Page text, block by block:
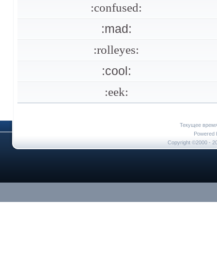
:confused:
:mad:
:rolleyes:
:cool:
:eek:
Текущее
Powered
Copyright ©2000 -